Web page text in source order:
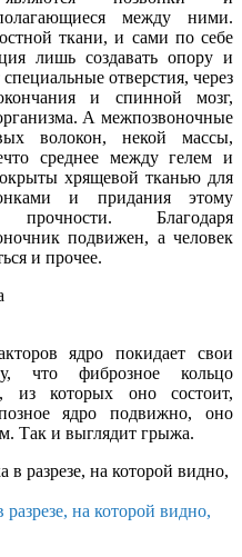
между ними.
ткани, и сами по себе
лишь создавать опору и
отверстия, через
и спинной мозг,
А межпозвоночные
волокон, некой массы,
среднее между гелем и
хрящевой тканью для
и придания этому
Благодаря
подвижен, а человек
и прочее.
ядро покидает свои
что фиброзное кольцо
из которых оно состоит,
ядро подвижно, оно
Так и выглядит грыжа.
на которой видно,